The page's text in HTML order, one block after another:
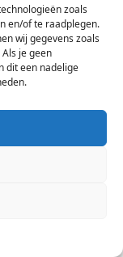
zoals
en/of te raadplegen.
wij gegevens zoals
je geen
dit een nadelige